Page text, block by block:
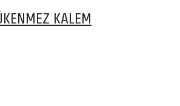
KALEM